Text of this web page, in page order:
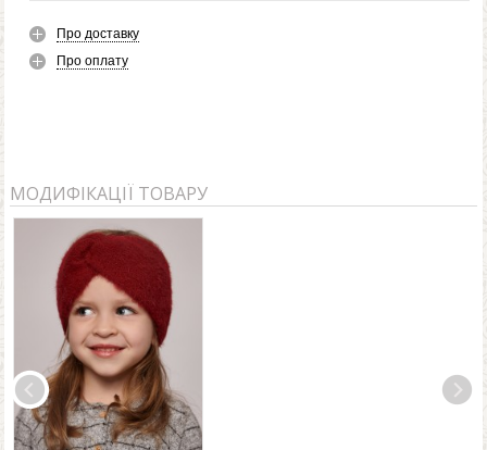
Про доставку
Про оплату
МОДИФІКАЦІЇ ТОВАРУ